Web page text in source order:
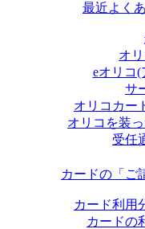
最近よく
オ
eオリコ
サ
オリコカー
オリコを装
受任
カードの「ご
カード利用
カードの